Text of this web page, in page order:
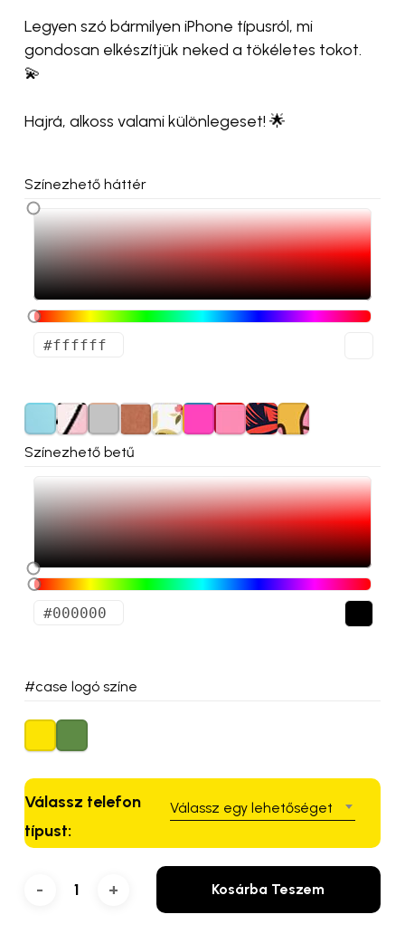
Legyen szó bármilyen iPhone típusról, mi
gondosan elkészítjük neked a tökéletes tokot.
💫
Hajrá, alkoss valami különlegeset! 🌟
Színezhető háttér
Színezhető betű
#case logó színe
Válassz telefon
típust:
Válassz egy lehetőséget
Kosárba Teszem